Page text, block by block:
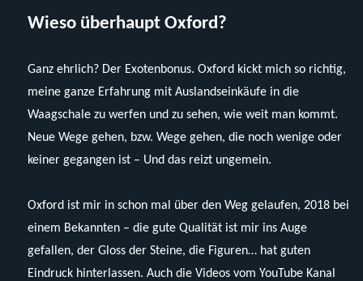
Wieso überhaupt Oxford?
Ganz ehrlich? Der Exotenbonus. Oxford kickt mich so richtig,
meine ganze Erfahrung mit Auslandseinkäufe in die
Waagschale zu werfen und zu sehen, wie weit man kommt.
Neue Wege gehen, bzw. Wege gehen, die noch wenige oder
keiner gegangen ist – Und das reizt ungemein.
Oxford ist mir in schon mal über den Weg gelaufen, 2018 bei
einem Bekannten – die gute Qualität ist mir ins Auge
gefallen, der Gloss der Steine, die Figuren… hat guten
Eindruck hinterlassen. Auch die Videos vom YouTube Kanal